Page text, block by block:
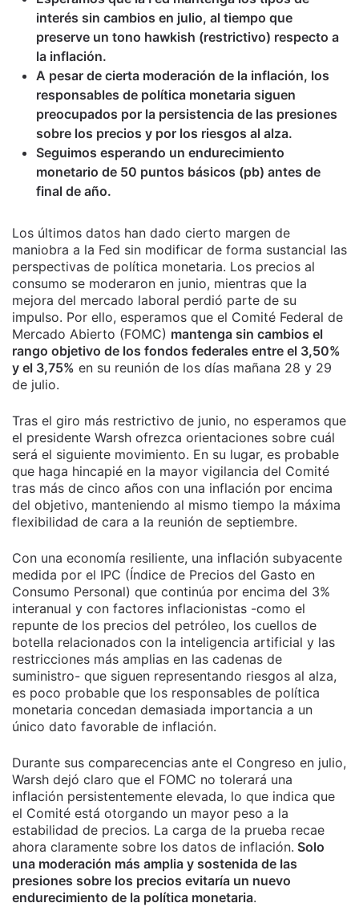
interés sin cambios en julio, al tiempo que
preserve un tono hawkish (restrictivo) respecto a
la inflación.
A pesar de cierta moderación de la inflación, los
responsables de política monetaria siguen
preocupados por la persistencia de las presiones
sobre los precios y por los riesgos al alza.
Seguimos esperando un endurecimiento
monetario de 50 puntos básicos (pb) antes de
final de año.
Los últimos datos han dado cierto margen de
maniobra a la Fed sin modificar de forma sustancial las
perspectivas de política monetaria. Los precios al
consumo se moderaron en junio, mientras que la
mejora del mercado laboral perdió parte de su
impulso. Por ello, esperamos que el Comité Federal de
Mercado Abierto (FOMC) mantenga sin cambios el
rango objetivo de los fondos federales entre el 3,50%
y el 3,75% en su reunión de los días mañana 28 y 29
de julio.
Tras el giro más restrictivo de junio, no esperamos que
el presidente Warsh ofrezca orientaciones sobre cuál
será el siguiente movimiento. En su lugar, es probable
que haga hincapié en la mayor vigilancia del Comité
tras más de cinco años con una inflación por encima
del objetivo, manteniendo al mismo tiempo la máxima
flexibilidad de cara a la reunión de septiembre.
Con una economía resiliente, una inflación subyacente
medida por el IPC (Índice de Precios del Gasto en
Consumo Personal) que continúa por encima del 3%
interanual y con factores inflacionistas -como el
repunte de los precios del petróleo, los cuellos de
botella relacionados con la inteligencia artificial y las
restricciones más amplias en las cadenas de
suministro- que siguen representando riesgos al alza,
es poco probable que los responsables de política
monetaria concedan demasiada importancia a un
único dato favorable de inflación.
Durante sus comparecencias ante el Congreso en julio,
Warsh dejó claro que el FOMC no tolerará una
inflación persistentemente elevada, lo que indica que
el Comité está otorgando un mayor peso a la
estabilidad de precios. La carga de la prueba recae
ahora claramente sobre los datos de inflación. Solo
una moderación más amplia y sostenida de las
presiones sobre los precios evitaría un nuevo
endurecimiento de la política monetaria.